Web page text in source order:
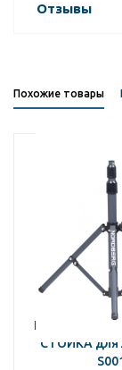
Отзывы
Похожие товары
NORDBERG
СТОЙКА для